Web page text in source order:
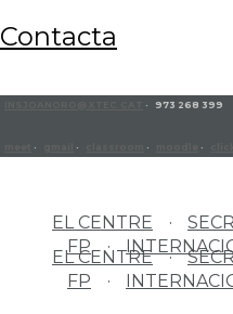
contacta
· 973 268 399
· · · ·
EL CENTRE
FP
EL CENTRE
FP